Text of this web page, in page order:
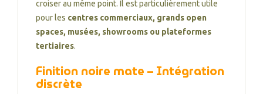
croiser au même point. Il est particulièrement utile
pour les centres commerciaux, grands open
spaces, musées, showrooms ou plateformes
tertiaires.
Finition noire mate – Intégration
discrète